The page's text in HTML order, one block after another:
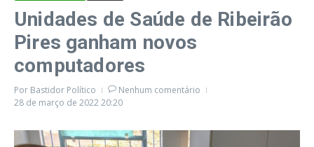
Unidades de Saúde de Ribeirão
Pires ganham novos
computadores
Por Bastidor Político
Nenhum comentário
28 de março de 202220:20